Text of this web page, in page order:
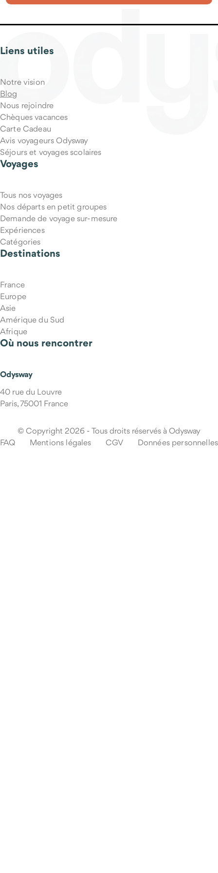
Qu'est-ce qui est inclus dans le prix du voyage ?
Puis-je annuler mon voyage si mes projets changent ?
Liens utiles
Notre vision
Blog
Nous rejoindre
Chèques vacances
Carte Cadeau
Avis voyageurs Odysway
Séjours et voyages scolaires
Voyages
Tous nos voyages
Nos départs en petit groupes
Demande de voyage sur-mesure
Expériences
Catégories
Destinations
France
Europe
Asie
Amérique du Sud
Afrique
Où nous rencontrer
Odysway
40 rue du Louvre
Paris, 75001 France
© Copyright 2026 - Tous droits réservés à Odysway
FAQ
Mentions légales CGV Données personnelles